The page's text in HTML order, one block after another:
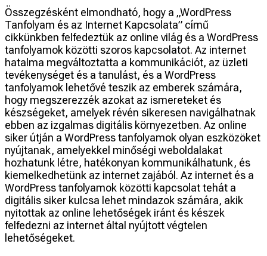
Összegzésként elmondható, hogy a „WordPress
Tanfolyam és az Internet Kapcsolata” című
cikkünkben felfedeztük az online világ és a WordPress
tanfolyamok közötti szoros kapcsolatot. Az internet
hatalma megváltoztatta a kommunikációt, az üzleti
tevékenységet és a tanulást, és a WordPress
tanfolyamok lehetővé teszik az emberek számára,
hogy megszerezzék azokat az ismereteket és
készségeket, amelyek révén sikeresen navigálhatnak
ebben az izgalmas digitális környezetben. Az online
siker útján a WordPress tanfolyamok olyan eszközöket
nyújtanak, amelyekkel minőségi weboldalakat
hozhatunk létre, hatékonyan kommunikálhatunk, és
kiemelkedhetünk az internet zajából. Az internet és a
WordPress tanfolyamok közötti kapcsolat tehát a
digitális siker kulcsa lehet mindazok számára, akik
nyitottak az online lehetőségek iránt és készek
felfedezni az internet által nyújtott végtelen
lehetőségeket.